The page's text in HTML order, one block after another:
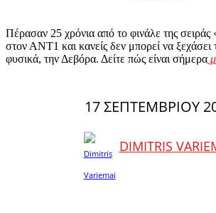
Πέρασαν 25 χρόνια από το φινάλε της σειράς
στον ΑΝΤ1 και κανείς δεν μπορεί να ξεχάσει
φυσικά, την Δεβόρα. Δείτε πώς είναι σήμερα
17 ΣΕΠΤΕΜΒΡΊΟΥ
DIMITRIS